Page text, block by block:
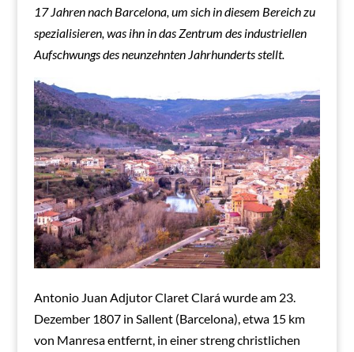
17 Jahren nach Barcelona, um sich in diesem Bereich zu
spezialisieren, was ihn in das Zentrum des industriellen
Aufschwungs des neunzehnten Jahrhunderts stellt.
Antonio Juan Adjutor Claret Clará wurde am 23.
Dezember 1807 in Sallent (Barcelona), etwa 15 km
von Manresa entfernt, in einer streng christlichen